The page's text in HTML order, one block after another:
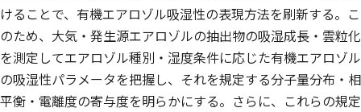
けることで、有機エアロゾル吸湿性の表現方法を刷新する。こ
のため、大気・発生源エアロゾルの抽出物の吸湿成長・雲粒化
を測定してエアロゾル種別・湿度条件に応じた有機エアロゾル
の吸湿性パラメータを把握し、それを規定する分子量分布・相
平衡・電離度の寄与度を明らかにする。さらに、これらの規定